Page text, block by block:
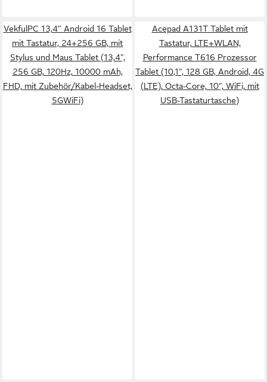
VekfulPC 13,4" Android 16 Tablet
mit Tastatur, 24+256 GB, mit
Stylus und Maus Tablet (13,4",
256 GB, 120Hz, 10000 mAh,
FHD, mit Zubehör/Kabel-Headset,
5GWiFi)
Acepad A131T Tablet mit
Tastatur, LTE+WLAN,
Performance T616 Prozessor
Tablet (10,1", 128 GB, Android, 4G
(LTE), Octa-Core, 10", WiFi, mit
USB-Tastaturtasche)